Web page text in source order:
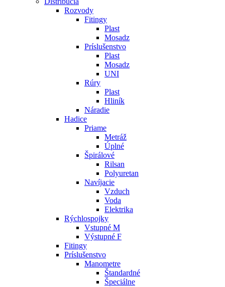
Rozvody
Fitingy
Plast
Mosadz
Príslušenstvo
Plast
Mosadz
UNI
Rúry
Plast
Hliník
Náradie
Hadice
Priame
Metráž
Úplné
Špirálové
Rilsan
Polyuretan
Navíjacie
Vzduch
Voda
Elektrika
Rýchlospojky
Vstupné M
Výstupné F
Fitingy
Príslušenstvo
Manometre
Štandardné
Špeciálne